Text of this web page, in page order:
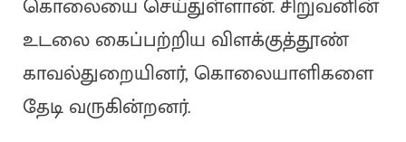
கொலையை செய்துள்ளான். சிறுவனின்
உடலை கைப்பற்றிய விளக்குத்தூண்
காவல்துறையினர், கொலையாளிகளை
தேடி வருகின்றனர்.